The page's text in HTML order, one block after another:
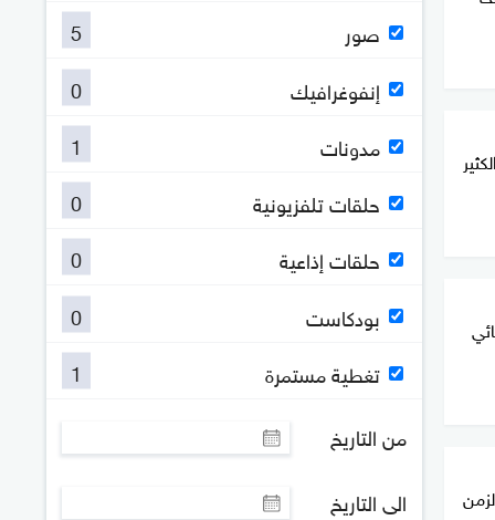
صور
5
إنفوغرافيك
0
مدونات
1
حلقات تلفزيونية
0
حلقات إذاعية
0
بودكاست
0
تغطية مستمرة
1
من التاريخ
الى التاريخ